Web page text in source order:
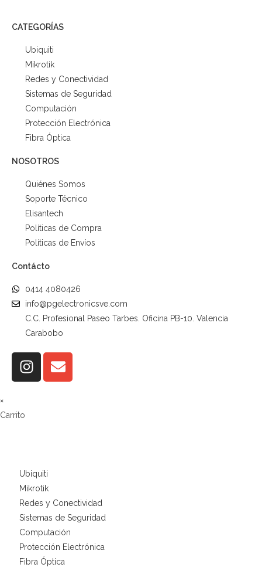
CATEGORÍAS
Ubiquiti
Mikrotik
Redes y Conectividad
Sistemas de Seguridad
Computación
Protección Electrónica
Fibra Óptica
NOSOTROS
Quiénes Somos
Soporte Técnico
Elisantech
Políticas de Compra
Políticas de Envíos
Contácto
0414 4080426
info@pgelectronicsve.com
C.C. Profesional Paseo Tarbes. Oficina PB-10. Valencia
Carabobo
×
Carrito
Ubiquiti
Mikrotik
Redes y Conectividad
Sistemas de Seguridad
Computación
Protección Electrónica
Fibra Óptica